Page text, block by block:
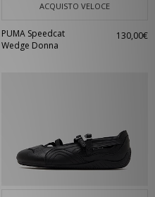
ACQUISTO VELOCE
PUMA Speedcat
Wedge Donna
130,00€